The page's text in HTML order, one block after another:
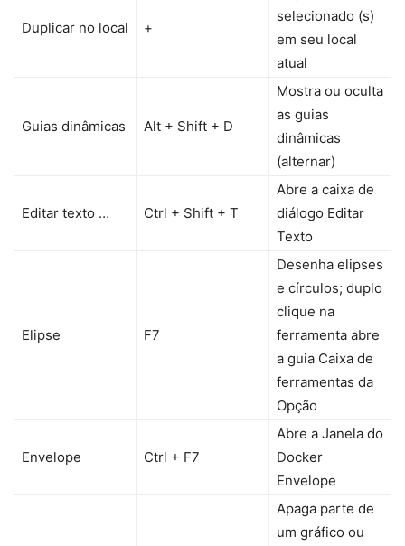
Duplicar no local +
selecionado (s)
em seu local
atual
Guias dinâmicas Alt + Shift + D
Mostra ou oculta
as guias
dinâmicas
(alternar)
Editar texto … Ctrl + Shift + T
Abre a caixa de
diálogo Editar
Texto
Elipse F7
Desenha elipses
e círculos; duplo
clique na
ferramenta abre
a guia Caixa de
ferramentas da
Opção
Envelope Ctrl + F7
Abre a Janela do
Docker
Envelope
Apaga parte de
um gráfico ou